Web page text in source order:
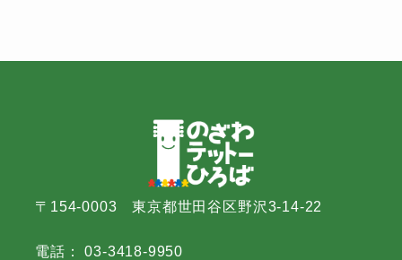
〒154-0003 東京都世田谷区野沢3-14-22
電話： 03-3418-9950